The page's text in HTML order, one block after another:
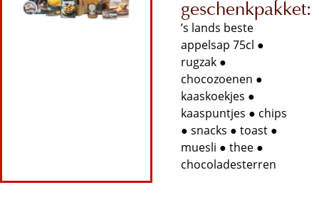
geschenkpakket:
’s lands beste
appelsap 75cl ●
rugzak ●
chocozoenen ●
kaaskoekjes ●
kaaspuntjes ● chips
● snacks ● toast ●
muesli ● thee ●
chocoladesterren